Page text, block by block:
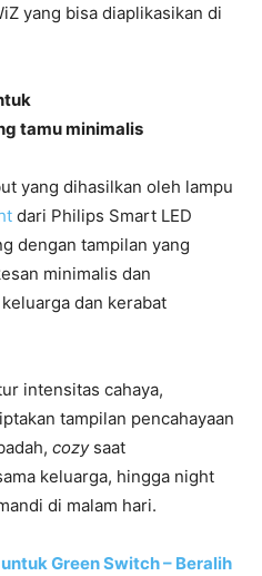
yang bisa diaplikasikan di
tamu minimalis
yang dihasilkan oleh lampu
dari Philips Smart LED
dengan tampilan yang
minimalis dan
dan kerabat
intensitas cahaya,
tampilan pencahayaan
cozysaat
keluarga, hingga night
di malam hari.
Green Switch – Beralih